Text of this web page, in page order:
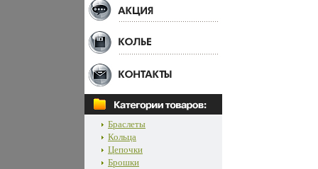
Браслеты
Кольца
Цепочки
Брошки